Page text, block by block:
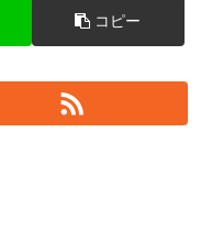
コピー